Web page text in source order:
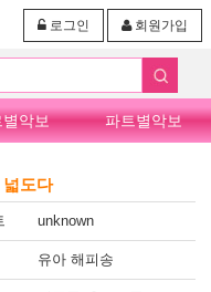
회원가입
로그인
악보 파트별악보
도다
unknown
유아 해피송